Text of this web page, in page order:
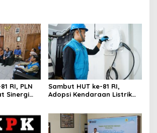
RI, PLN
Sinergi
Sambut HUT ke-81 RI,
Adopsi Kendaraan Listrik
Charging Services PLN